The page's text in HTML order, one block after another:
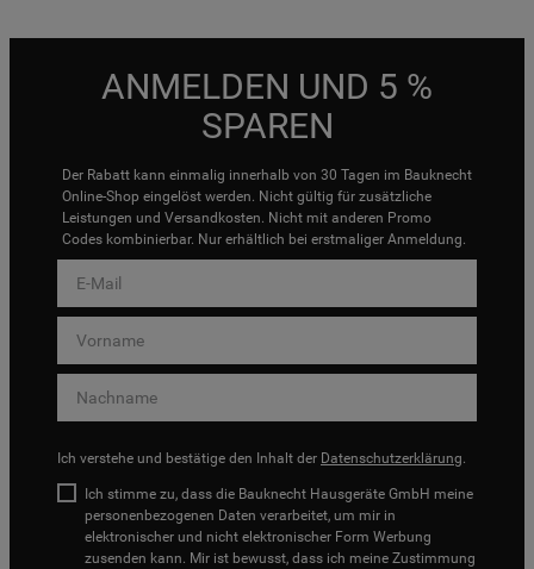
ANMELDEN UND 5 %
SPAREN
Der Rabatt kann einmalig innerhalb von 30 Tagen im Bauknecht
Online-Shop eingelöst werden. Nicht gültig für zusätzliche
Leistungen und Versandkosten. Nicht mit anderen Promo
Codes kombinierbar. Nur erhältlich bei erstmaliger Anmeldung.
Ich verstehe und bestätige den Inhalt der Datenschutzerklärung.
Ich stimme zu, dass die Bauknecht Hausgeräte GmbH meine
personenbezogenen Daten verarbeitet, um mir in
elektronischer und nicht elektronischer Form Werbung
zusenden kann. Mir ist bewusst, dass ich meine Zustimmung